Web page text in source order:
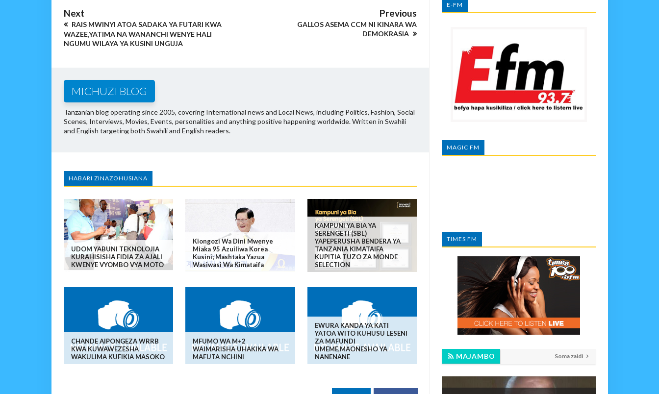
Next
RAIS MWINYI ATOA SADAKA YA FUTARI KWA
WAZEE,YATIMA NA WANANCHI WENYE HALI
NGUMU WILAYA YA KUSINI UNGUJA
Previous
GALLOS ASEMA CCM NI KINARA WA
DEMOKRASIA
MICHUZI BLOG
Tanzanian blog operating since 2005, covering International news and Local News, including Politics, Fashion, Social
Scenes, Interviews, Movies, Events, personalities and anything positive happening worldwide. Written in Swahili
and English targeting both Swahili and English readers.
HABARI ZINAZOHUSIANA
UDOM YABUNI TEKNOLOJIA
KURAHISISHA FIDIA ZA AJALI
KWENYE VYOMBO VYA MOTO
Kiongozi Wa Dini Mwenye
Miaka 95 Azuiliwa Korea
Kusini; Mashtaka Yazua
Wasiwasi Wa Kimataifa
KAMPUNI YA BIA YA
SERENGETI (SBL)
YAPEPERUSHA BENDERA YA
TANZANIA KIMATAIFA
KUPITIA TUZO ZA MONDE
SELECTION
CHANDE AIPONGEZA WRRB
KWA KUWAWEZESHA
WAKULIMA KUFIKIA MASOKO
MFUMO WA M+2
WAIMARISHA UHAKIKA WA
MAFUTA NCHINI
EWURA KANDA YA KATI
YATOA WITO KUHUSU LESENI
ZA MAFUNDI
UMEME,MAONESHO YA
NANENANE
E-FM
MAGIC FM
TIMES FM
MAJAMBO Soma zaidi